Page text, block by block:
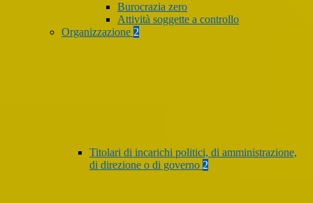
Burocrazia zero
Attività soggette a controllo
Organizzazione 2
Titolari di incarichi politici, di amministrazione,
di direzione o di governo 2